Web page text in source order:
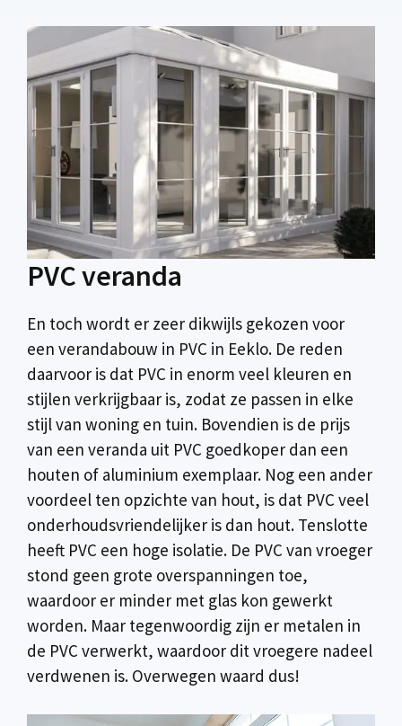
PVC veranda
En toch wordt er zeer dikwijls gekozen voor
een verandabouw in PVC in Eeklo. De reden
daarvoor is dat PVC in enorm veel kleuren en
stijlen verkrijgbaar is, zodat ze passen in elke
stijl van woning en tuin. Bovendien is de prijs
van een veranda uit PVC goedkoper dan een
houten of aluminium exemplaar. Nog een ander
voordeel ten opzichte van hout, is dat PVC veel
onderhoudsvriendelijker is dan hout. Tenslotte
heeft PVC een hoge isolatie. De PVC van vroeger
stond geen grote overspanningen toe,
waardoor er minder met glas kon gewerkt
worden. Maar tegenwoordig zijn er metalen in
de PVC verwerkt, waardoor dit vroegere nadeel
verdwenen is. Overwegen waard dus!